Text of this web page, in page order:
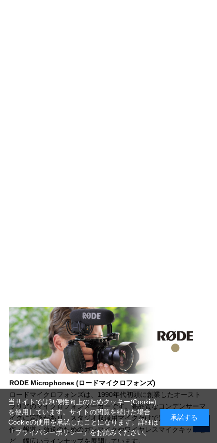
RODE Microphones (ロードマイクロフォンズ)
ロードマイクロフォンズは、1990年代初頭に創業したオースト
ラリアのマイクロフォンメーカーです。高品質なコンデンサーマ
イクに定評があり、スタジオ収録用マイクだけではなく、映像制
作・報道・放送のためのガンマイクやワイヤレスマイクキットな
ど、幅広いラインナップを展開しています。
当サイトでは利便性向上のためクッキー(Cookie)
を使用しています。サイトの閲覧を続けた場合
Cookieの使用を承諾したことになります。詳細は
「プライバシーポリシー」をお読みください。
承諾する